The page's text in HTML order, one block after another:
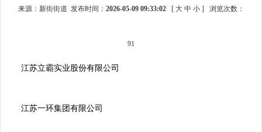
来源：新街街道 发布时间： 2026-05-09 09:33:02[ 大 中 小] 浏览次数：
91
江苏立霸实业股份有限公司
江苏一环集团有限公司